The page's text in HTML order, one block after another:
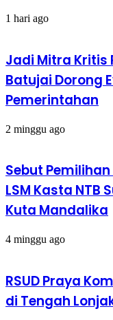
1 hari ago
Jadi Mitra Kritis
Batujai Dorong
Pemerintahan
2 minggu ago
Sebut Pemilihan
LSM Kasta NTB
Kuta Mandalika
4 minggu ago
RSUD Praya
di Tengah